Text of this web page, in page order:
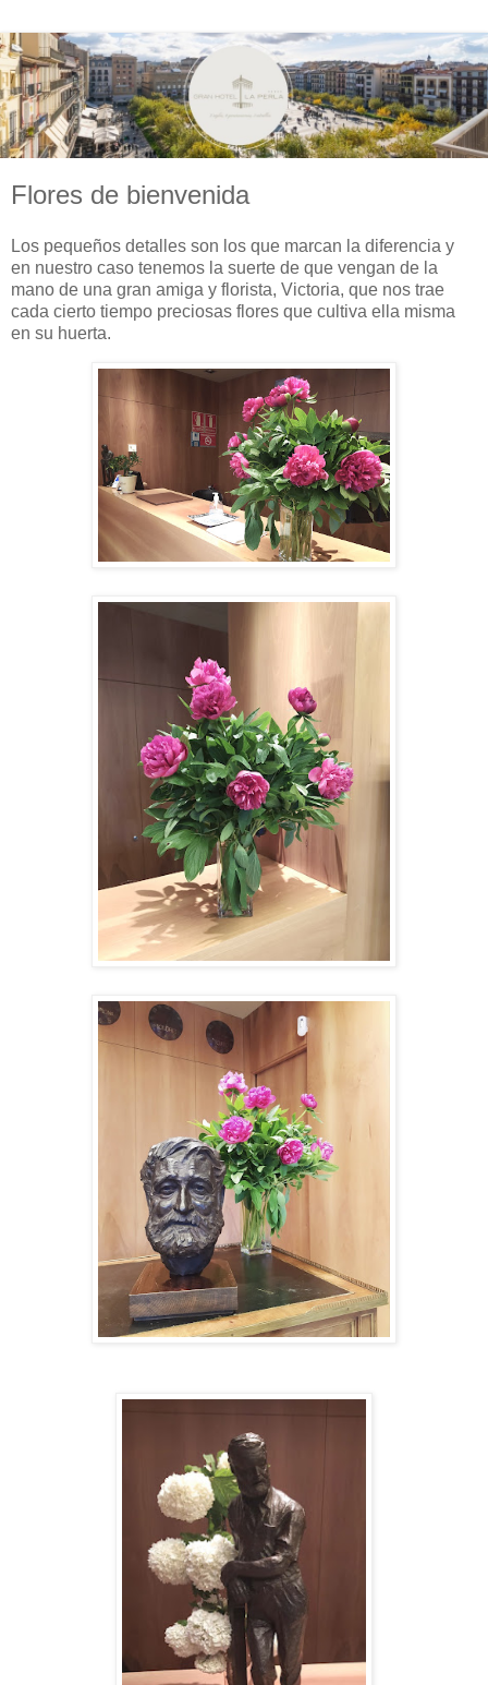
Flores de bienvenida
Los pequeños detalles son los que marcan la diferencia y
en nuestro caso tenemos la suerte de que vengan de la
mano de una gran amiga y florista, Victoria, que nos trae
cada cierto tiempo preciosas flores que cultiva ella misma
en su huerta.